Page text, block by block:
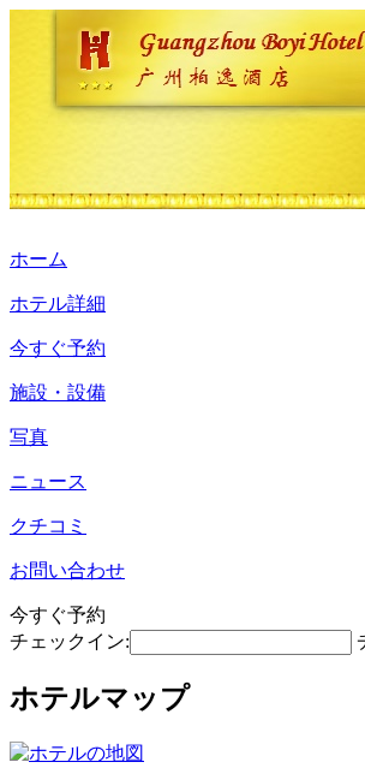
ホーム
ホテル詳細
今すぐ予約
施設・設備
写真
ニュース
クチコミ
お問い合わせ
今すぐ予約
チェックイン:
ホテルマップ